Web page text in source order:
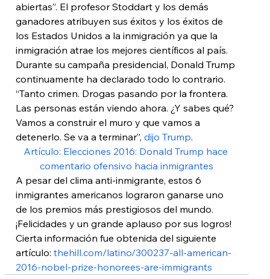
abiertas”. El profesor Stoddart y los demás
ganadores atribuyen sus éxitos y los éxitos de
los Estados Unidos a la inmigración ya que la
inmigración atrae los mejores científicos al país.
Durante su campaña presidencial, Donald Trump
continuamente ha declarado todo lo contrario.
“Tanto crimen. Drogas pasando por la frontera.
Las personas están viendo ahora. ¿Y sabes qué?
Vamos a construir el muro y que vamos a
detenerlo. Se va a terminar”, dijo Trump.
Artículo: Elecciones 2016: Donald Trump hace
comentario ofensivo hacia inmigrantes
A pesar del clima anti-inmigrante, estos 6
inmigrantes americanos lograron ganarse uno
de los premios más prestigiosos del mundo.
¡Felicidades y un grande aplauso por sus logros!
Cierta información fue obtenida del siguiente
artículo: thehill.com/latino/300237-all-american-
2016-nobel-prize-honorees-are-immigrants